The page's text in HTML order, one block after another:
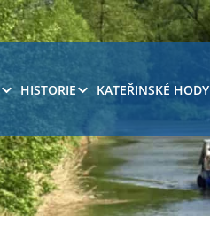
HISTORIE KATEŘINSKÉ HODY